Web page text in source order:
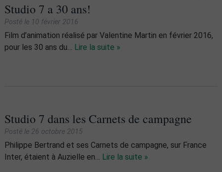
Studio 7 a 30 ans!
Posté le 10 février 2016
Film d’animation réalisé par Valentine Martin en février 2016,
pour les 30 ans du… Lire la suite »
Studio 7 dans les Carnets de campagne
Posté le 26 octobre 2015
Philippe Bertrand et ses Carnets de campagne, sur France
Inter, étaient à Auzielle en… Lire la suite »